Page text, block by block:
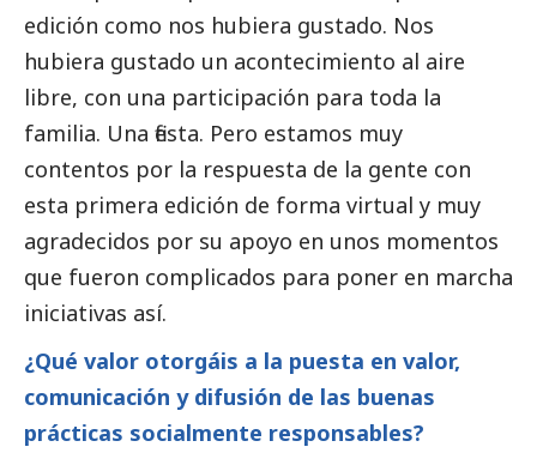
edición como nos hubiera gustado. Nos
hubiera gustado un acontecimiento al aire
libre, con una participación para toda la
familia. Una fiesta. Pero estamos muy
contentos por la respuesta de la gente con
esta primera edición de forma virtual y muy
agradecidos por su apoyo en unos momentos
que fueron complicados para poner en marcha
iniciativas así.
¿Qué valor otorgáis a la puesta en valor,
comunicación y difusión de las buenas
prácticas socialmente responsables?